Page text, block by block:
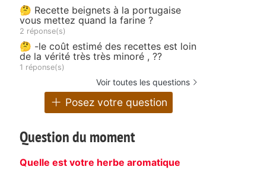
🤔 Recette beignets à la portugaise
vous mettez quand la farine ?
2 réponse(s)
🤔 -le coût estimé des recettes est loin
de la vérité très très minoré , ??
1 réponse(s)
Voir toutes les questions
Posez votre question
Question du moment
Quelle est votre herbe aromatique